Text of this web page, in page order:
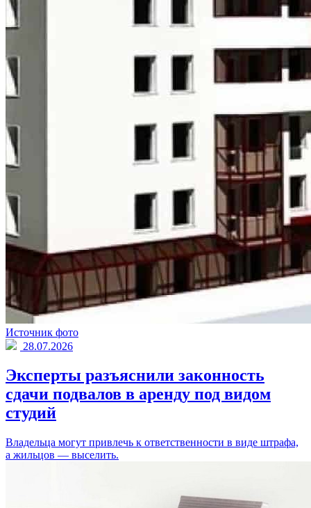
Источник фото
28.07.2026
Эксперты разъяснили законность
сдачи подвалов в аренду под видом
студий
Владельца могут привлечь к ответственности в виде штрафа,
а жильцов — выселить.